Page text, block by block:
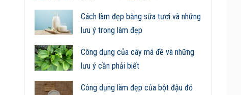
Cách làm đẹp bằng sữa tươi và những
lưu ý trong làm đẹp
Công dụng của cây mã đề và những
lưu ý cần phải biết
Công dụng làm đẹp của bột đậu đỏ